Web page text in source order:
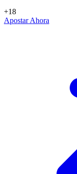
+18
Apostar Ahora